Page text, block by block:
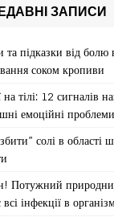
ЗАПИСИ
підказки від болю
соком кропиви
тілі: 12 сигналів
емоційні
солі в області
Потужний
інфекції в